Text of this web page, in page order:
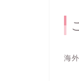
海